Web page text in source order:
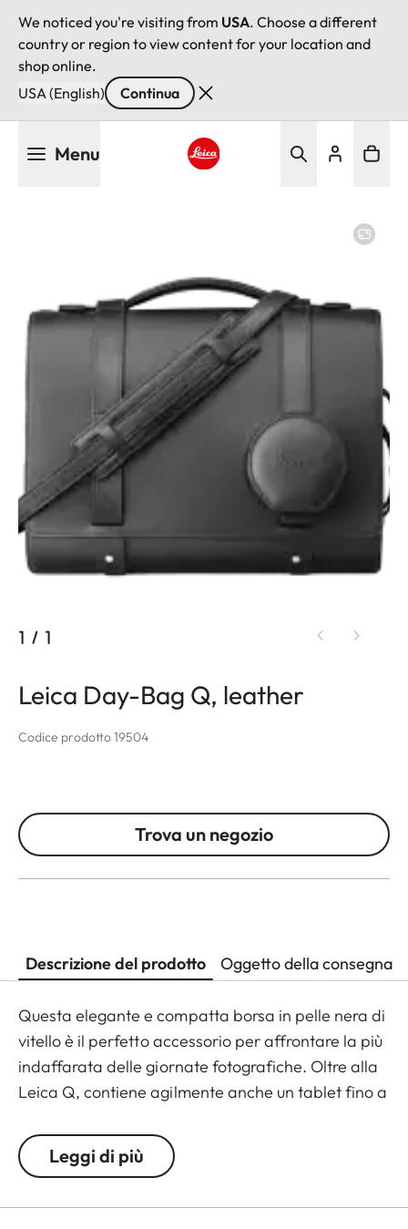
We noticed you're visiting from USA. Choose a different
country or region to view content for your location and
shop online.
USA (English)
Continua
Menu
1 / 1
Leica Day-Bag Q, leather
Codice prodotto 19504
Trova un negozio
Descrizione del prodotto Oggetto della consegna
Questa elegante e compatta borsa in pelle nera di
vitello è il perfetto accessorio per affrontare la più
indaffarata delle giornate fotografiche. Oltre alla
Leica Q, contiene agilmente anche un tablet fino a
schede SD e vari affetti personali.
Leggi di più